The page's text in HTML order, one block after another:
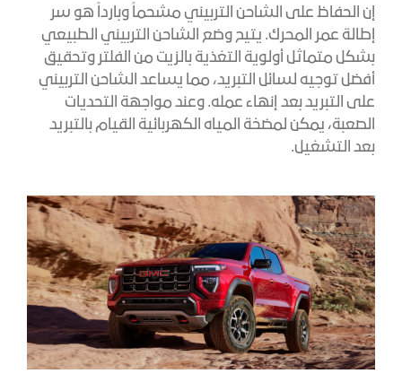
إن الحفاظ على الشاحن التربيني مشحماً وبارداً هو سر
إطالة عمر المحرك. يتيح وضع الشاحن التربيني الطبيعي
بشكل متماثل أولوية التغذية بالزيت من الفلتر وتحقيق
أفضل توجيه لسائل التبريد، مما يساعد الشاحن التربيني
على التبريد بعد إنهاء عمله. وعند مواجهة التحديات
الصعبة، يمكن لمضخة المياه الكهربائية القيام بالتبريد
بعد التشغيل.